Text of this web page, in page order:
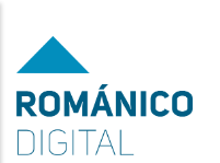
contenido
principal